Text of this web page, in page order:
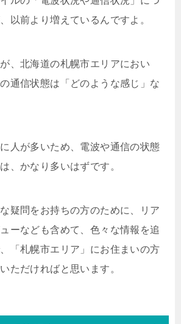
以前より増えているんですよ。
、北海道の札幌市エリアにおい
通信状態は「どのような感じ」な
人が多いため、電波や通信の状態
、かなり多いはずです。
疑問をお持ちの方のために、リア
ーなども含めて、色々な情報を追
「札幌市エリア」にお住まいの方
ただければと思います。